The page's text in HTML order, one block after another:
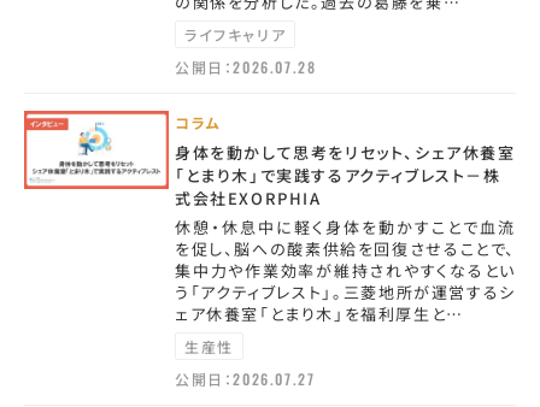
ライフキャリア
公開日：2026.07.28
コラム
身体を動かして思考をリセット、シェア休養室
「とまり木」で実践するアクティブレスト－株
式会社EXORPHIA
休憩・休息中に軽く身体を動かすことで血流
を促し、脳への酸素供給を回復させることで、
集中力や作業効率が維持されやすくなるとい
う「アクティブレスト」。三菱地所が運営するシ
ェア休養室「とまり木」を福利厚生と…
生産性
公開日：2026.07.27